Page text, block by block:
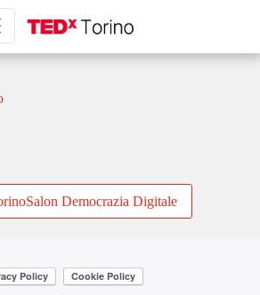
Democrazia Digitale